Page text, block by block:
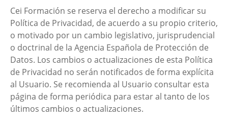
Cei Formación se reserva el derecho a modificar su
Política de Privacidad, de acuerdo a su propio criterio,
o motivado por un cambio legislativo, jurisprudencial
o doctrinal de la Agencia Española de Protección de
Datos. Los cambios o actualizaciones de esta Política
de Privacidad no serán notificados de forma explícita
al Usuario. Se recomienda al Usuario consultar esta
página de forma periódica para estar al tanto de los
últimos cambios o actualizaciones.